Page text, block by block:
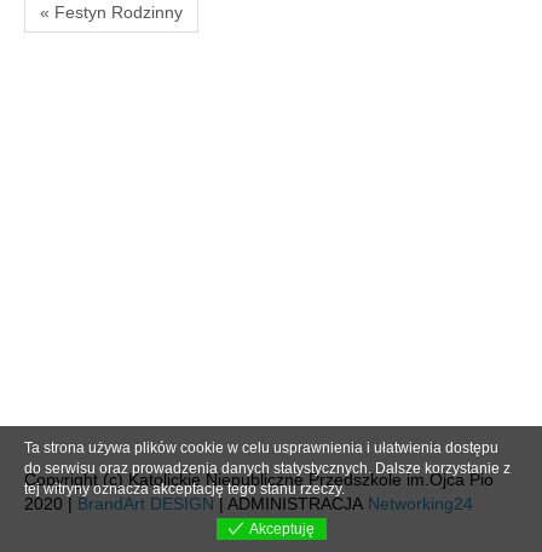
« Festyn Rodzinny
Copyright (c) Katolickie Niepubliczne Przedszkole im.Ojca Pio
2020 | BrandArt DESIGN | ADMINISTRACJA Networking24
Ta strona używa plików cookie w celu usprawnienia i ułatwienia dostępu
do serwisu oraz prowadzenia danych statystycznych. Dalsze korzystanie z
tej witryny oznacza akceptację tego stanu rzeczy.
Akceptuję